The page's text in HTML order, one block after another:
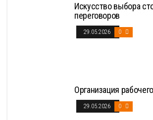
Искусство выбора
переговоров
29.05.2026 0
Организация
29.05.2026 0